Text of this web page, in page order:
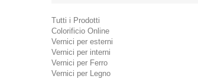
Tutti i Prodotti
Colorificio Online
Vernici per esterni
Vernici per interni
Vernici per Ferro
Vernici per Legno